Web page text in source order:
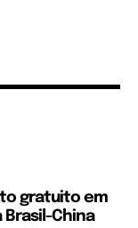
gratuito em
China